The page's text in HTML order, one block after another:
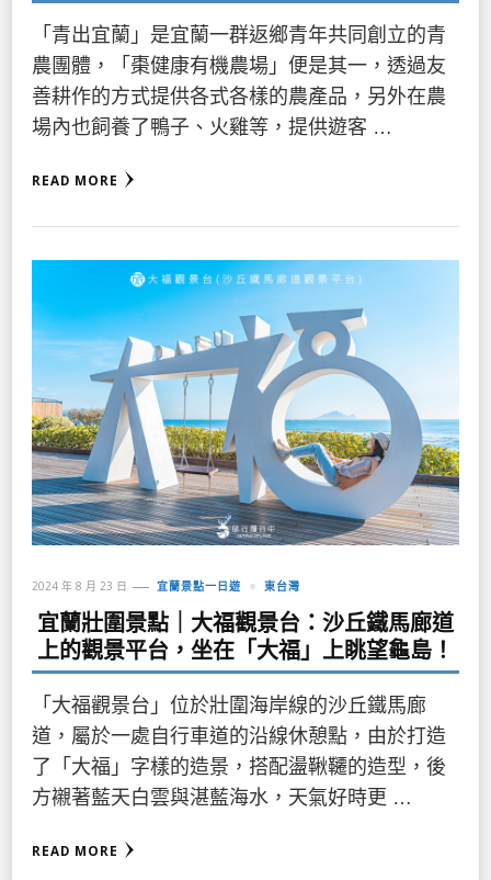
「青出宜蘭」是宜蘭一群返鄉青年共同創立的青
農團體，「棗健康有機農場」便是其一，透過友
善耕作的方式提供各式各樣的農產品，另外在農
場內也飼養了鴨子、火雞等，提供遊客 …
READ MORE
2024 年 8 月 23 日 宜蘭景點一日遊 東台灣
宜蘭壯圍景點｜大福觀景台：沙丘鐵馬廊道
上的觀景平台，坐在「大福」上眺望龜島！
「大福觀景台」位於壯圍海岸線的沙丘鐵馬廊
道，屬於一處自行車道的沿線休憩點，由於打造
了「大福」字樣的造景，搭配盪鞦韆的造型，後
方襯著藍天白雲與湛藍海水，天氣好時更 …
READ MORE